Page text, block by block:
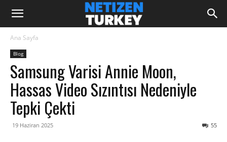
Ana Sayfa
Blog
Samsung Varisi Annie Moon,
Hassas Video Sızıntısı Nedeniyle
Tepki Çekti
19 Haziran 2025 55